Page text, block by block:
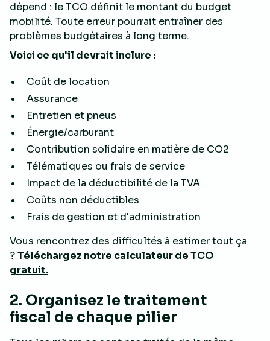
dépend : le TCO définit le montant du budget
mobilité. Toute erreur pourrait entraîner des
problèmes budgétaires à long terme.
Voici ce qu'il devrait inclure :
Coût de location
Assurance
Entretien et pneus
Énergie/carburant
Contribution solidaire en matière de CO2
Télématiques ou frais de service
Impact de la déductibilité de la TVA
Coûts non déductibles
Frais de gestion et d'administration
Vous rencontrez des difficultés à estimer tout ça
?Téléchargez notre calculateur de TCO
gratuit.
2. Organisez le traitement
fiscal de chaque pilier